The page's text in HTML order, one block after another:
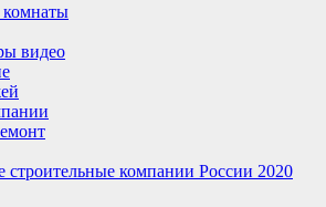
видео
компании России 2020